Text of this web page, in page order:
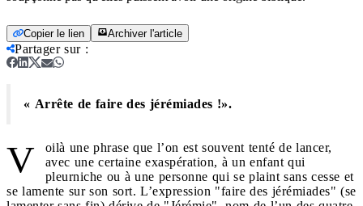
Copier le lien Archiver l'article
Partager sur:
« Arrête de faire des jérémiades !».
V
oilà une phrase que l’on est souvent tenté de lancer,
avec une certaine exaspération, à un enfant qui
pleurniche ou à une personne qui se plaint sans cesse et
se lamente sur son sort. L’expression "faire des jérémiades" (se